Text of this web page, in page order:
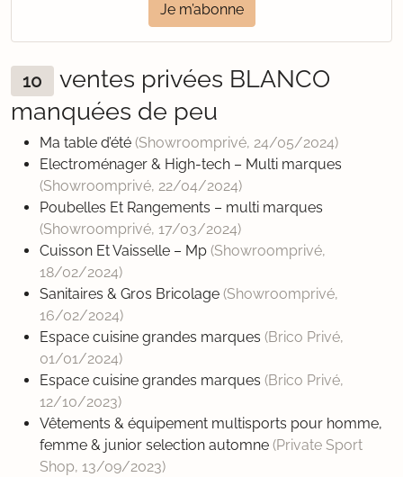
Je m’abonne
10
ventes privées BLANCO
manquées de peu
Ma table d’été (Showroomprivé, 24/05/2024)
Electroménager & High-tech – Multi marques
(Showroomprivé, 22/04/2024)
Poubelles Et Rangements – multi marques
(Showroomprivé, 17/03/2024)
Cuisson Et Vaisselle – Mp (Showroomprivé,
18/02/2024)
Sanitaires & Gros Bricolage (Showroomprivé,
16/02/2024)
Espace cuisine grandes marques (Brico Privé,
01/01/2024)
Espace cuisine grandes marques (Brico Privé,
12/10/2023)
Vêtements & équipement multisports pour homme,
femme & junior selection automne (Private Sport
Shop, 13/09/2023)